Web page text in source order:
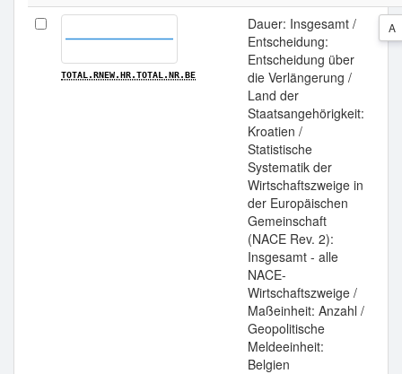
TOTAL.RNEW.HR.TOTAL.NR.BE
Dauer: Insgesamt /
Entscheidung:
Entscheidung über
die Verlängerung /
Land der
Staatsangehörigkeit:
Kroatien /
Statistische
Systematik der
Wirtschaftszweige in
der Europäischen
Gemeinschaft
(NACE Rev. 2):
Insgesamt - alle
NACE-
Wirtschaftszweige /
Maßeinheit: Anzahl /
Geopolitische
Meldeeinheit:
Belgien
A